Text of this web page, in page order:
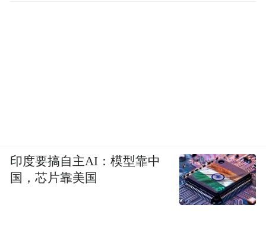
印度要搞自主AI：模型靠中
国，芯片靠美国